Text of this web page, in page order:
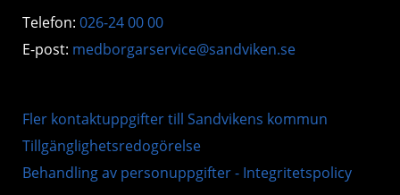
Telefon: 026-24 00 00
E-post: medborgarservice@sandviken.se
Fler kontaktuppgifter till Sandvikens kommun
Tillgänglighetsredogörelse
Behandling av personuppgifter - Integritetspolicy